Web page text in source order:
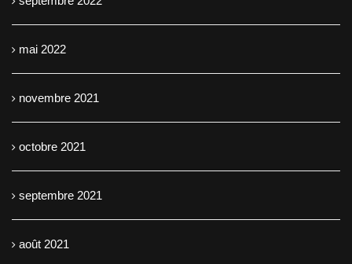
mai 2022
novembre 2021
octobre 2021
septembre 2021
août 2021